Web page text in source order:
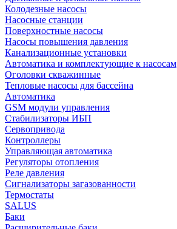
Колодезные насосы
Насосные станции
Поверхностные насосы
Насосы повышения давления
Канализационные установки
Автоматика и комплектующие к насосам
Оголовки скважинные
Тепловые насосы для бассейна
Автоматика
GSM модули управления
Стабилизаторы ИБП
Сервопривода
Контроллеры
Управляющая автоматика
Регуляторы отопления
Реле давления
Сигнализаторы загазованности
Термостаты
SALUS
Баки